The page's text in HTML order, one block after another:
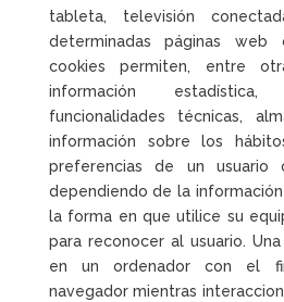
tableta, televisión
determinadas páginas web
cookies permiten, entre
información
funcionalidades técnicas,
información sobre los
preferencias de un
dependiendo de la
la forma en que utilice su
para reconocer al usuario.
en un ordenador con el
navegador mientras